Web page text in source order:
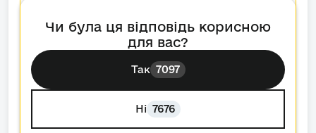
Чи була ця відповідь корисною
для вас?
Так 7097
Ні 7676